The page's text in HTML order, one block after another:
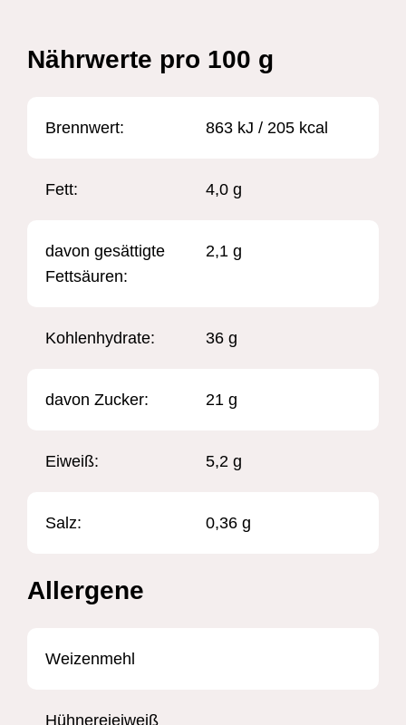
Nährwerte pro 100 g
Brennwert: ​ 863 kJ / 205 kcal
Fett: 4,0 g
davon gesättigte
Fettsäuren:
2,1 g
Kohlenhydrate: 36 g
davon Zucker: 21 g
Eiweiß: 5,2 g
Salz: 0,36 g
Allergene
Weizenmehl
Hühnereieiweiß